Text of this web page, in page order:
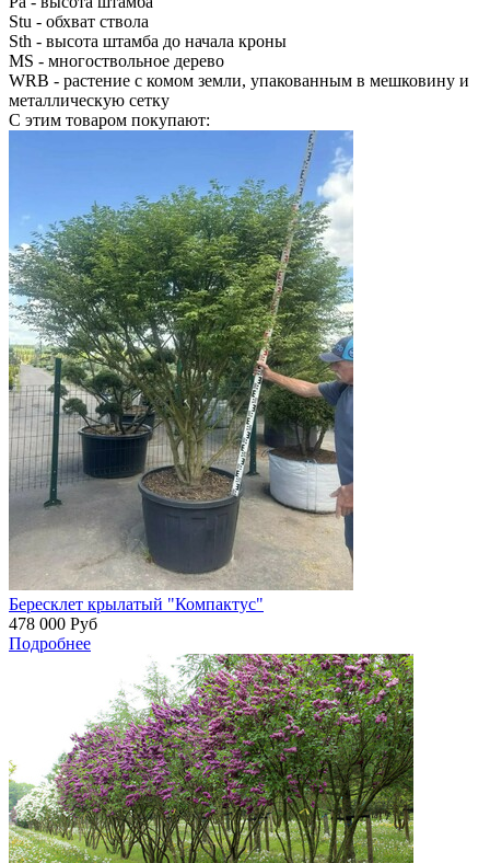
Stu - обхват ствола
Sth - высота штамба до начала кроны
MS - многоствольное дерево
WRB - растение с комом земли, упакованным в мешковину и
металлическую сетку
С этим товаром покупают:
Бересклет крылатый "Компактус"
478 000 Руб
Подробнее